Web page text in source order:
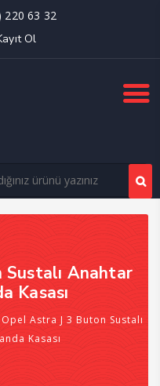
220 63 32
Ol
Anahtar
Kasası
Opel Astra J 3 Buton Sustalı
Kasası